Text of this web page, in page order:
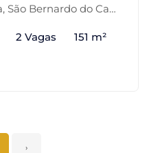
Bernardo do Campo-SP
2 Vagas 151 m²
›